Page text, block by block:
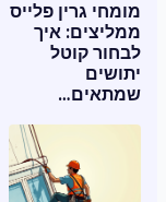
מומחי גרין פלייס
ממליצים: איך
לבחור קוטל
יתושים
שמתאים…